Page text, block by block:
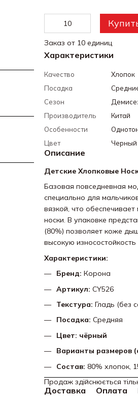
Заказ от 10 единиц
Характеристики
Качество
Хлопок
Посадка
Сезон
Производитель
Китай
Особенности
Цвет
Черный
Описание
Детские Хлопковые
Базовая повседневная
специально для
вязкой, что
носки. В упаковке
(80%) позволяет коже
высокую
Характеристики:
Бренд: Корона
Артикул: CY526
Текстура: Гладь (без
Посадка: Средняя
Цвет: чёрный
Варианты размеров
Состав: 80% хлопок,
Продаж здійснюється
Доставка Оплата